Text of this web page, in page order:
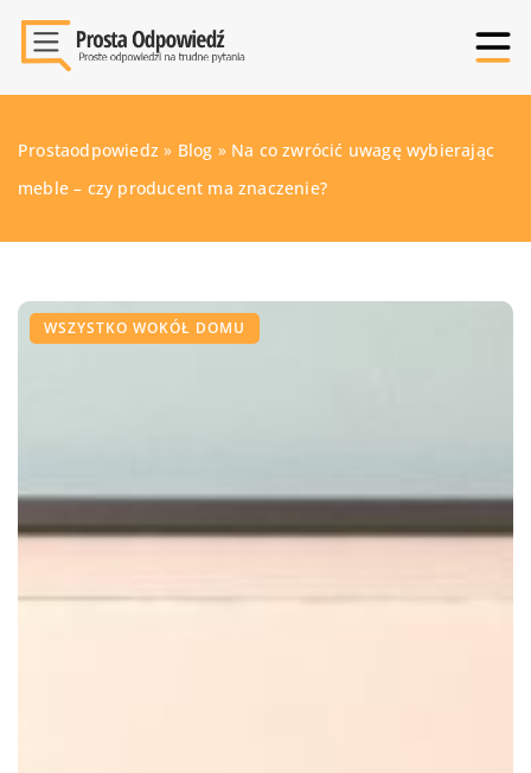
Prostaodpowiedz » Blog » Na co zwrócić uwagę wybierając
meble – czy producent ma znaczenie?
WSZYSTKO WOKÓŁ DOMU